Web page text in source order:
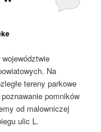
Na
tereny parkowe
pomników
od malowniczej
ulic L.